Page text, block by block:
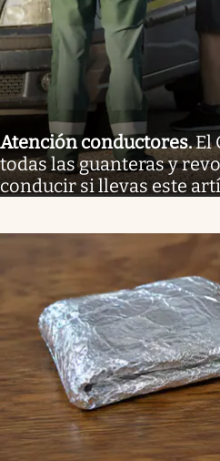
Atención conductores.El
todas las guanteras y
conducir si llevas este